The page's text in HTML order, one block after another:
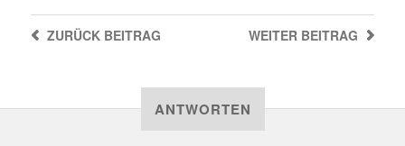
WEITER BEITRAG
ZURÜCKBEITRAG
ANTWORTEN